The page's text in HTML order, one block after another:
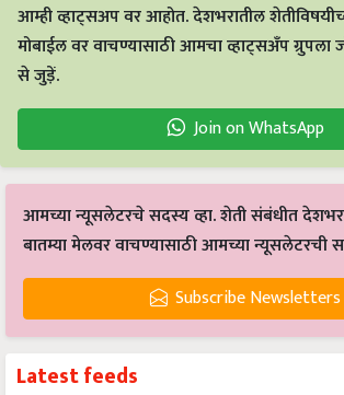
आम्ही व्हाट्सअप वर आहोत. देशभरातील
मोबाईल वर वाचण्यासाठी आमचा व्हाट्सअँप ग्रुपला
से जुड़ें.
Join on WhatsApp
आमच्या न्यूसलेटरचे सदस्य व्हा. शेती संबंधीत
बातम्या मेलवर वाचण्यासाठी आमच्या न्यूसलेटरची
Subscribe Newsletters
Latest feeds